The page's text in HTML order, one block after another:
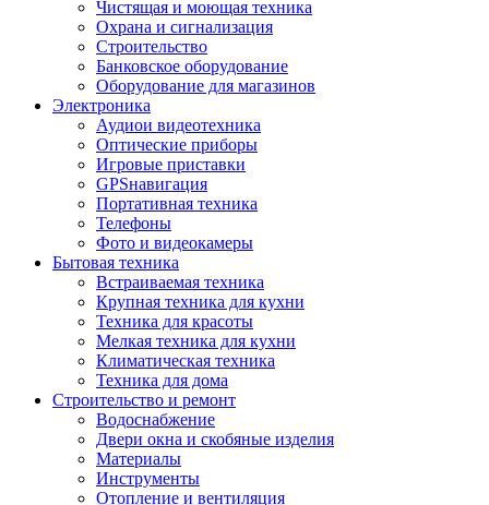
Чистящая и моющая техника
Охрана и сигнализация
Строительство
Банковское оборудование
Оборудование для магазинов
Электроника
Аудиои видеотехника
Оптические приборы
Игровые приставки
GPSнавигация
Портативная техника
Телефоны
Фото и видеокамеры
Бытовая техника
Встраиваемая техника
Крупная техника для кухни
Техника для красоты
Мелкая техника для кухни
Климатическая техника
Техника для дома
Строительство и ремонт
Водоснабжение
Двери окна и скобяные изделия
Материалы
Инструменты
Отопление и вентиляция